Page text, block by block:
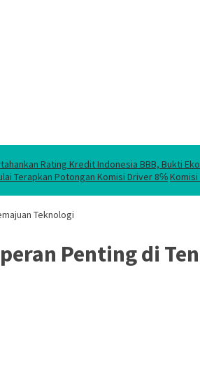
Rating Kredit Indonesia BBB, Bukti
Terapkan Potongan Komisi Driver 8℅Komisi
Teknologi
Penting di